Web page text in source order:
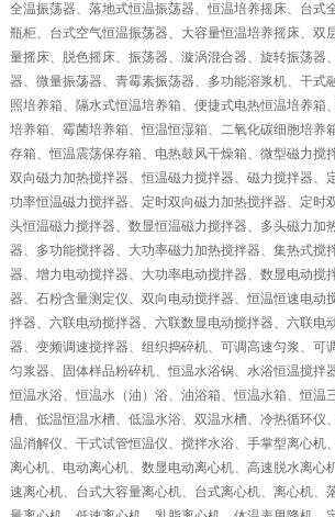
全温振荡器、落地式恒温振荡器、恒温培养摇床、台式
瓶柜、台式空气恒温振荡器、大容量恒温培养摇床、双
量摇床、脱色摇床、振荡器、漩涡混合器、旋转振荡器
器、微量振荡器、青霉素振荡器、多功能溶浆机、干式
照培养箱、隔水式恒温培养箱、便捷式电热恒温培养箱
培养箱、霉菌培养箱、恒温恒湿箱、二氧化碳细胞培养
存箱、恒温震荡保存箱、电热鼓风干燥箱、微型磁力搅
双向磁力加热搅拌器、恒温磁力搅拌器、磁力搅拌器、
功率恒温磁力搅拌器、定时双向磁力加热搅拌器、定时
头恒温磁力搅拌器、数显恒温磁力搅拌器、多头磁力加
器、多功能搅拌器、大功率磁力加热搅拌器、集热式搅
器、增力电动搅拌器、大功率电动搅拌器、数显电动搅
器、石粉含量测定仪、双向电动搅拌器、恒温恒速电动
拌器、六联电动搅拌器、六联数显电动搅拌器、六联电
器、变频调速搅拌器、组织捣碎机、可调高速匀浆、可
匀浆器、固体样品粉碎机、恒温水浴锅、水浴恒温搅拌
恒温水浴、恒温水（油）浴、油浴箱、恒温水箱、恒温
槽、低温恒温水槽、低温水浴、双温水槽、冷热循环仪
温消解仪、干式试管恒温仪、搅拌水浴、手掌型离心机
离心机、电动离心机、数显电动离心机、高速脱水离心
速离心机、台式大容量离心机、台式离心机、离心机、